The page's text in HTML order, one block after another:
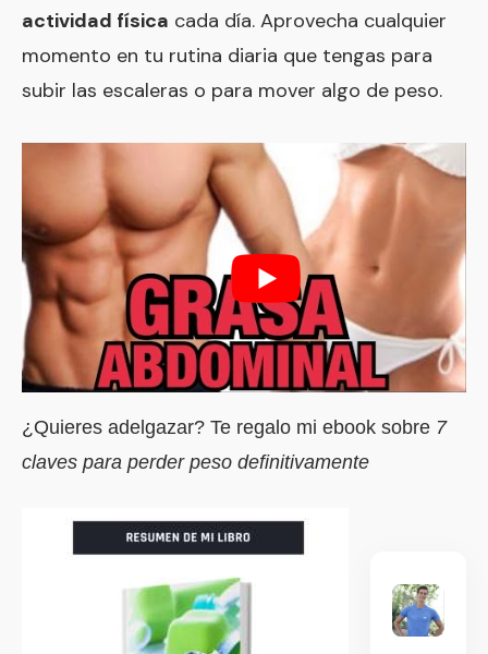
actividad física cada día. Aprovecha cualquier
momento en tu rutina diaria que tengas para
subir las escaleras o para mover algo de peso.
¿Quieres adelgazar? Te regalo mi ebook sobre 7
claves para perder peso definitivamente